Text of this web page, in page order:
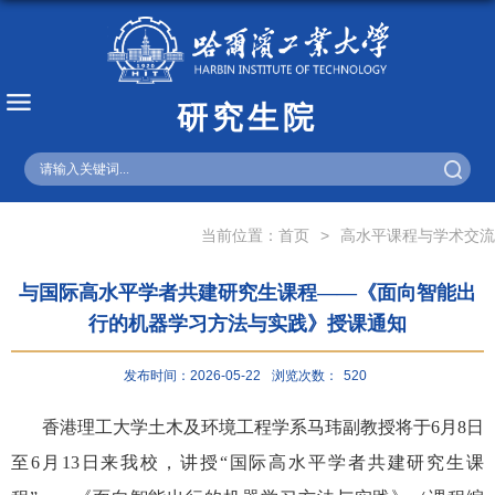
研究生院
当前位置： 首页 > 高水平课程与学术交流
与国际高水平学者共建研究生课程——《面向智能出
行的机器学习方法与实践》授课通知
发布时间：2026-05-22 浏览次数： 520
香港理工大学土木及环境工程学系马玮副教授将于6月8日
至6月13日来我校，讲授“国际高水平学者共建研究生课